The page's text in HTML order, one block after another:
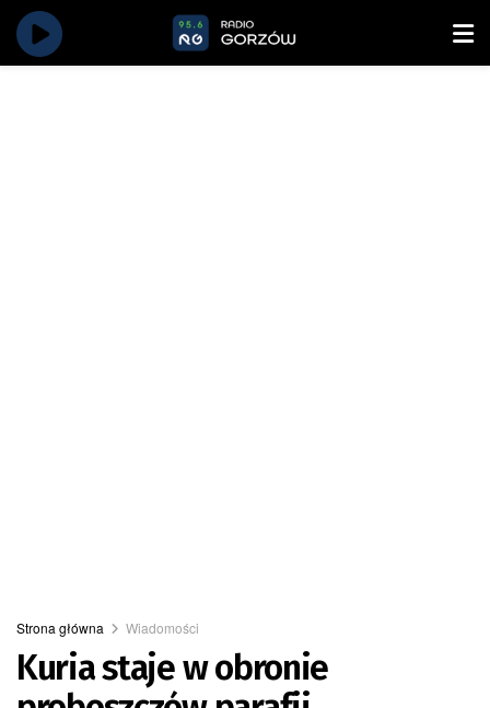
Strona główna Wiadomości
Kuria staje w obronie